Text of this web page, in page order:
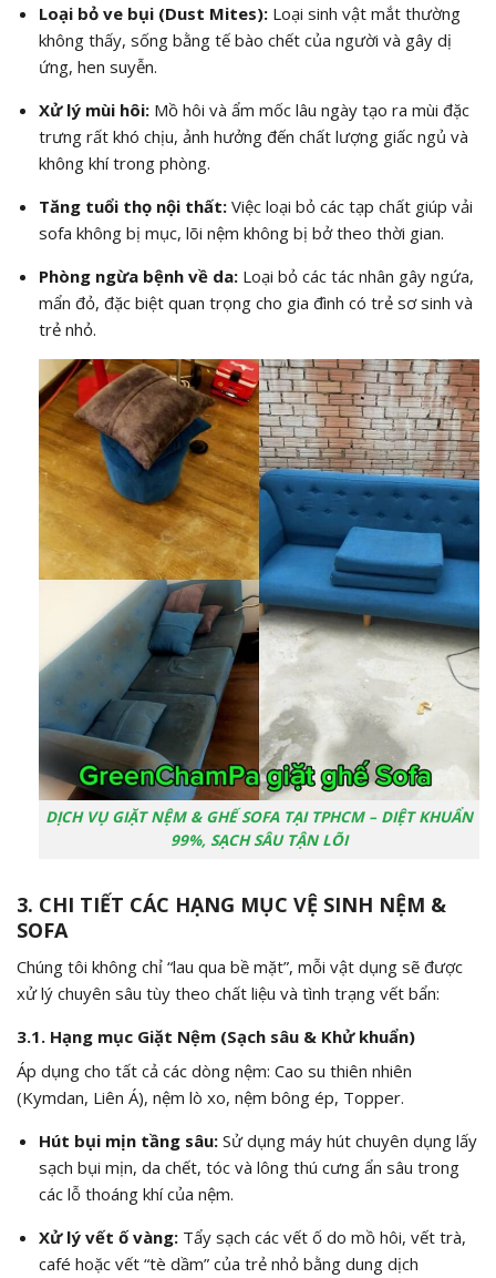
Loại bỏ ve bụi (Dust Mites):Loại sinh vật mắt thường
không thấy, sống bằng tế bào chết của người và gây dị
ứng, hen suyễn.
Xử lý mùi hôi:Mồ hôi và ẩm mốc lâu ngày tạo ra mùi đặc
trưng rất khó chịu, ảnh hưởng đến chất lượng giấc ngủ và
không khí trong phòng.
Tăng tuổi thọ nội thất:Việc loại bỏ các tạp chất giúp vải
sofa không bị mục, lõi nệm không bị bở theo thời gian.
Phòng ngừa bệnh về da:Loại bỏ các tác nhân gây ngứa,
mẩn đỏ, đặc biệt quan trọng cho gia đình có trẻ sơ sinh và
trẻ nhỏ.
DỊCH VỤ GIẶT NỆM & GHẾ SOFA TẠI TPHCM – DIỆT KHUẨN
99%, SẠCH SÂU TẬN LÕI
3. CHI TIẾT CÁC HẠNG MỤC VỆ SINH NỆM &
SOFA
Chúng tôi không chỉ “lau qua bề mặt”, mỗi vật dụng sẽ được
xử lý chuyên sâu tùy theo chất liệu và tình trạng vết bẩn:
3.1. Hạng mục Giặt Nệm (Sạch sâu & Khử khuẩn)
Áp dụng cho tất cả các dòng nệm: Cao su thiên nhiên
(Kymdan, Liên Á), nệm lò xo, nệm bông ép, Topper.
Hút bụi mịn tầng sâu:Sử dụng máy hút chuyên dụng lấy
sạch bụi mịn, da chết, tóc và lông thú cưng ẩn sâu trong
các lỗ thoáng khí của nệm.
Xử lý vết ố vàng:Tẩy sạch các vết ố do mồ hôi, vết trà,
café hoặc vết “tè dầm” của trẻ nhỏ bằng dung dịch